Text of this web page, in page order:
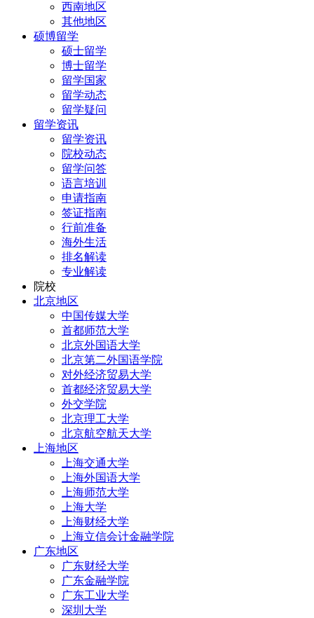
西南地区
其他地区
硕博留学
硕士留学
博士留学
留学国家
留学动态
留学疑问
留学资讯
留学资讯
院校动态
留学问答
语言培训
申请指南
签证指南
行前准备
海外生活
排名解读
专业解读
院校
北京地区
中国传媒大学
首都师范大学
北京外国语大学
北京第二外国语学院
对外经济贸易大学
首都经济贸易大学
外交学院
北京理工大学
北京航空航天大学
上海地区
上海交通大学
上海外国语大学
上海师范大学
上海大学
上海财经大学
上海立信会计金融学院
广东地区
广东财经大学
广东金融学院
广东工业大学
深圳大学